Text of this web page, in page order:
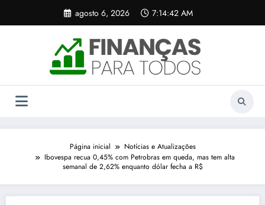
o
agosto 6, 2026 7:14:42 AM
Página inicial
Notícias e Atualizações
Ibovespa recua 0,45% com Petrobras em queda, mas tem alta
semanal de 2,62% enquanto dólar fecha a R$